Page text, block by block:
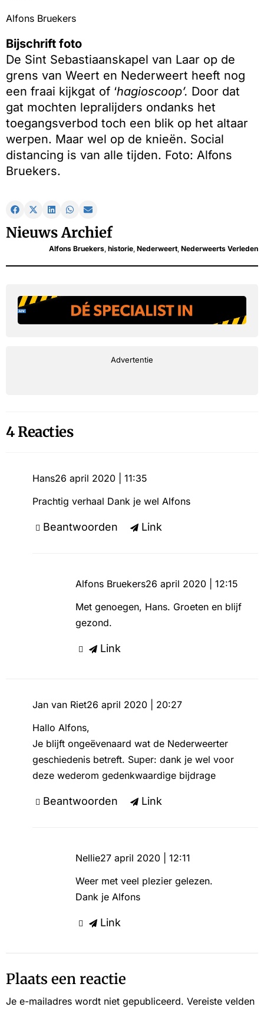
Alfons Bruekers
Bijschrift foto
De Sint Sebastiaanskapel van Laar op de
grens van Weert en Nederweert heeft nog
een fraai kijkgat of ‘hagioscoop’. Door dat
gat mochten lepralijders ondanks het
toegangsverbod toch een blik op het altaar
werpen. Maar wel op de knieën. Social
distancing is van alle tijden. Foto: Alfons
Bruekers.
Nieuws Archief
Alfons Bruekers, historie, Nederweert, Nederweerts Verleden
Advertentie
4 Reacties
Hans26 april 2020 | 11:35
Prachtig verhaal Dank je wel Alfons
Beantwoorden Link
Alfons Bruekers26 april 2020 | 12:15
Met genoegen, Hans. Groeten en blijf
gezond.
Link
Jan van Riet26 april 2020 | 20:27
Hallo Alfons,
Je blijft ongeëvenaard wat de Nederweerter
geschiedenis betreft. Super: dank je wel voor
deze wederom gedenkwaardige bijdrage
Beantwoorden Link
Nellie27 april 2020 | 12:11
Weer met veel plezier gelezen.
Dank je Alfons
Link
Plaats een reactie
Je e-mailadres wordt niet gepubliceerd. Vereiste velden